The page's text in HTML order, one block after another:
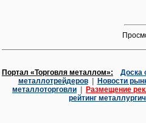
Портал «Торговля металлом»: Доска
металлотрейдеров
Новости
металлоторговли
Размещение
рейтинг